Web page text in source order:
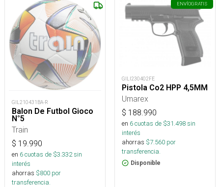
GIL210431BA-R
Balon De Futbol Gioco
N°5
Train
$ 19.990
en 6cuotas de $3.332sin
interés
ahorras $800 por
transferencia.
ENVÍOGRATIS
GILI230402FE
Pistola Co2 HPP 4,5MM
Umarex
$ 188.990
en 6cuotas de $31.498sin
interés
ahorras $7.560 por
transferencia.
Disponible